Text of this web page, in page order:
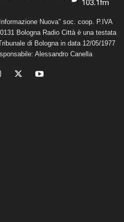
Nuova" soc. coop. P.IVA
Bologna Radio Città è una testata
di Bologna in data 12/05/1977
Alessandro Canella